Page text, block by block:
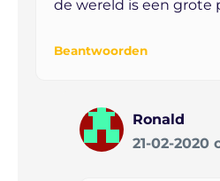
de wereld is een grote
Beantwoorden
Ronald
21-02-2020